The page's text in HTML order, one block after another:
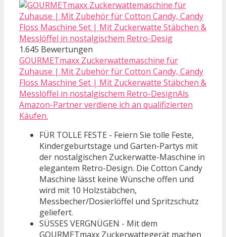
1.645 Bewertungen
GOURMETmaxx Zuckerwattemaschine für
Zuhause | Mit Zubehör für Cotton Candy, Candy
Floss Maschine Set | Mit Zuckerwatte Stäbchen &
Messlöffel in nostalgischem Retro-DesignAls
Amazon-Partner verdiene ich an qualifizierten
Käufen.
FÜR TOLLE FESTE - Feiern Sie tolle Feste,
Kindergeburtstage und Garten-Partys mit
der nostalgischen Zuckerwatte-Maschine in
elegantem Retro-Design. Die Cotton Candy
Maschine lässt keine Wünsche offen und
wird mit 10 Holzstäbchen,
Messbecher/Dosierlöffel und Spritzschutz
geliefert.
SÜSSES VERGNÜGEN - Mit dem
GOURMETmaxx Zuckerwattegerät machen